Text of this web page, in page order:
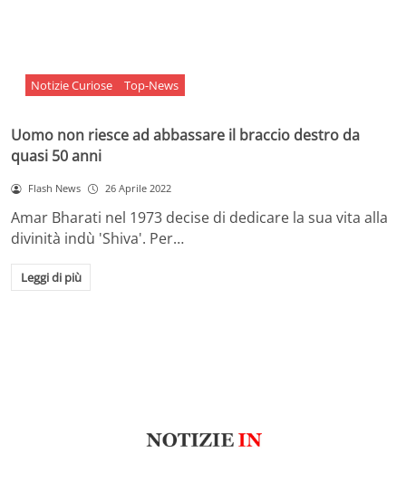
Notizie Curiose Top-News
Uomo non riesce ad abbassare il braccio destro da
quasi 50 anni
Flash News 26 Aprile 2022
Amar Bharati nel 1973 decise di dedicare la sua vita alla
divinità indù 'Shiva'. Per…
Leggi di più